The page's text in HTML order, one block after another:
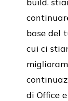
base del
cui ci
di Office